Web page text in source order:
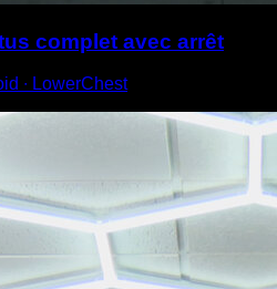
complet avec arrêt
∙ LowerChest